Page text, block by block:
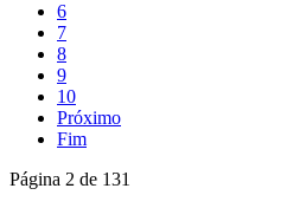
6
7
8
9
10
Próximo
Fim
Página 2 de 131